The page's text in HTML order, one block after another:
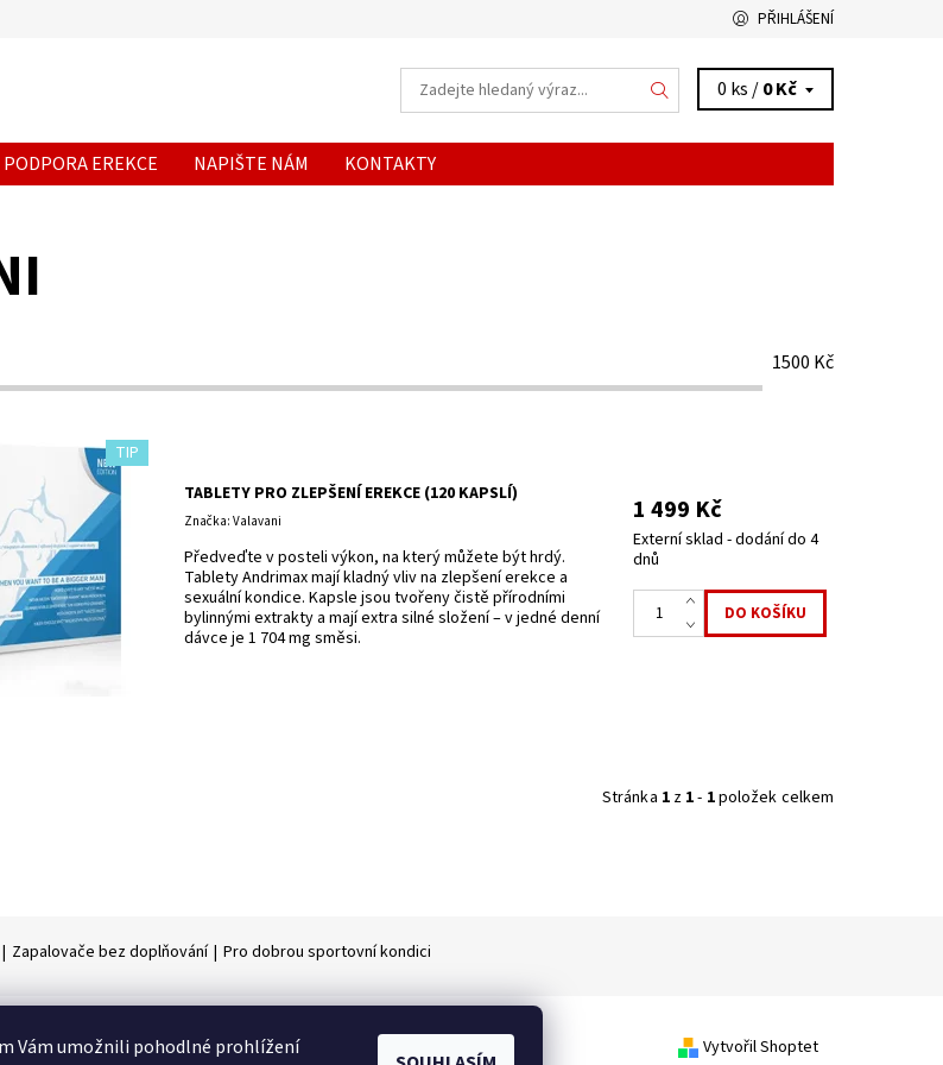
PŘIHLÁŠENÍ
0 ks /0 Kč
PODPORA EREKCE NAPIŠTE NÁM KONTAKTY
1500 Kč
TIP
TABLETY PRO ZLEPŠENÍ EREKCE (120 KAPSLÍ)
Značka: Valavani
Předveďte v posteli výkon, na který můžete být hrdý.
Tablety Andrimax mají kladný vliv na zlepšení erekce a
sexuální kondice. Kapsle jsou tvořeny čistě přírodními
bylinnými extrakty a mají extra silné složení – v jedné denní
dávce je 1 704 mg směsi.
1 499 Kč
Externí sklad - dodání do 4
dnů
Stránka 1z 1- 1položek celkem
| Zapalovače bez doplňování | Pro dobrou sportovní kondici
Vytvořil Shoptet
Vám umožnili pohodlné prohlížení